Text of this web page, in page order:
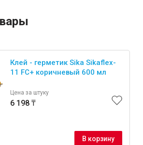
Клей - герметик Sika Sikaflex-
11 FC+ коричневый 600 мл
Цена за штуку
6 198 ₸
В корзину